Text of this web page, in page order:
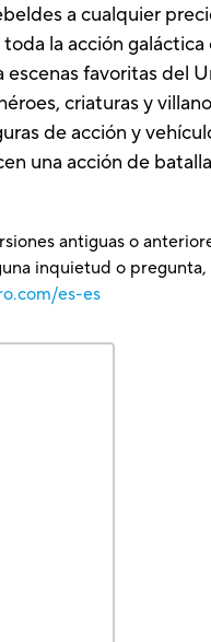
a cualquier
la acción
escenas favoritas del
criaturas y
de acción y
una acción de
antiguas o
inquietud o
es-es